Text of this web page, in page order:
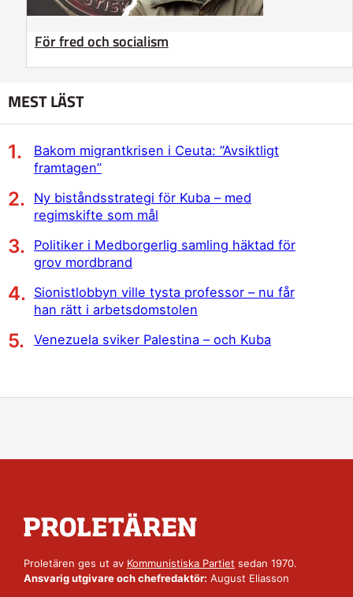
För fred och socialism
MEST LÄST
Bakom migrantkrisen i Ceuta: ”Avsiktligt
framtagen”
Ny biståndsstrategi för Kuba – med
regimskifte som mål
Politiker i Medborgerlig samling häktad för
grov mordbrand
Sionistlobbyn ville tysta professor – nu får
han rätt i arbetsdomstolen
Venezuela sviker Palestina – och Kuba
Proletären ges ut av Kommunistiska Partiet sedan 1970.
Ansvarig utgivare och chefredaktör: August Eliasson